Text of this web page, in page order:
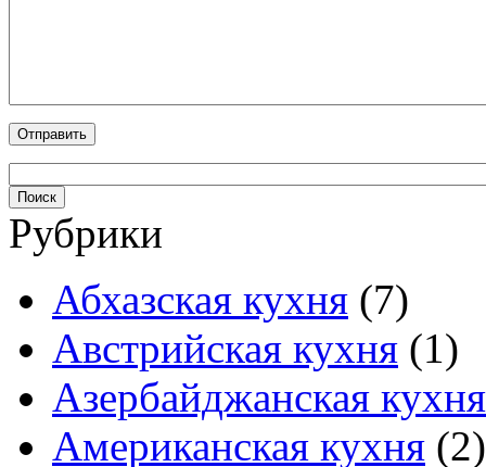
Рубрики
Абхазская кухня (7)
Австрийская кухня (1)
Азербайджанская кухня
Американская кухня (2)